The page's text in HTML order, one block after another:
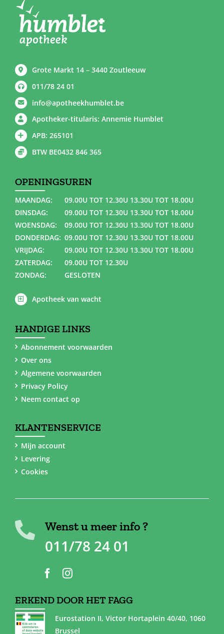
Grote Markt 14 – 3440 Zoutleeuw
011/78 24 01
info@apotheekhumblet.be
Apotheker-titularis: Annemie Humblet
APB: 265101
BTW BE0432 846 365
OPENINGSUREN
MAANDAG:
09.00U TOT 12.30U 13.30U TOT 18.00U
DINSDAG:
09.00U TOT 12.30U 13.30U TOT 18.00U
WOENSDAG:
09.00U TOT 12.30U 13.30U TOT 18.00U
DONDERDAG: 09.00U TOT 12.30U 13.30U TOT 18.00U
VRIJDAG:
09.00U TOT 12.30U 13.30U TOT 18.00U
ZATERDAG:
09.00U TOT 12.30U
ZONDAG:
GESLOTEN
Apotheek van wacht
HANDIGE LINKS
Abonnement voorwaarden
Over ons
Algemene voorwaarden
Privacy Policy
Neem contact op
KLANTENSERVICE
Mijn account
Levering
Cookies
Wenst u meer info ?
011/78 24 01
ERKEND DOOR HET FAGG
Eurostation II, Victor Hortaplein 40/40, 1060
Brussel